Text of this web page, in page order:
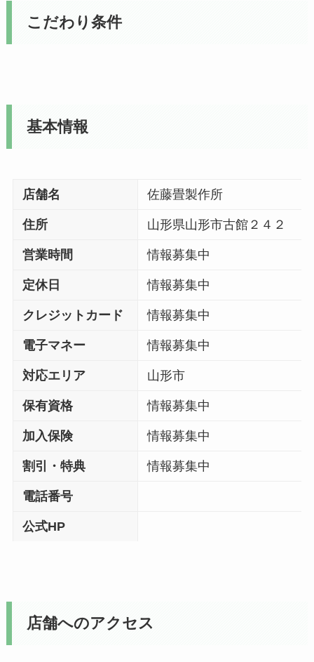
こだわり条件
基本情報
店舗名 佐藤畳製作所
住所 山形県山形市古館２４２
営業時間 情報募集中
定休日 情報募集中
クレジットカード 情報募集中
電子マネー 情報募集中
対応エリア 山形市
保有資格 情報募集中
加入保険 情報募集中
割引・特典 情報募集中
電話番号
公式HP
店舗へのアクセス